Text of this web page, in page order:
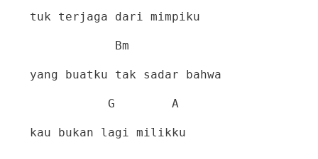
tuk terjaga dari mimpiku
Bm
yang buatku tak sadar bahwa
G A
kau bukan lagi milikku